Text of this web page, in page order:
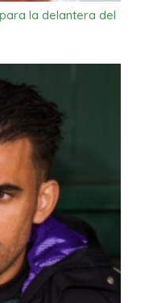
la delantera del